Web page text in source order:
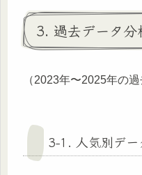
3. 過去データ分
（2023年〜2025年の
3-1. 人気別デー